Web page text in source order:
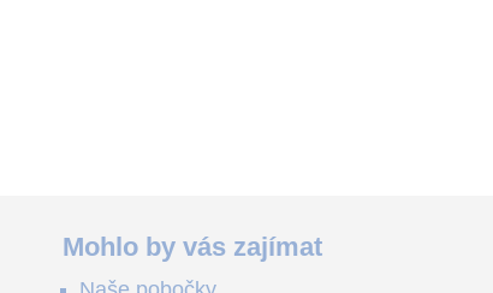
Mohlo by vás zajímat